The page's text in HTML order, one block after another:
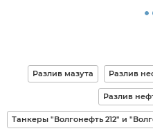
Разлив мазута Разлив
Разлив
Танкеры "Волгонефть 212" и